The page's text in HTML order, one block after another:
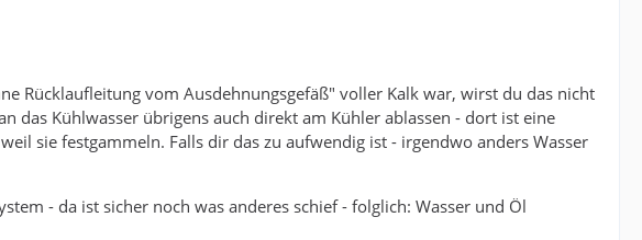
Rücklaufleitung vom Ausdehnungsgefäß" voller Kalk war, wirst du das nicht
Kühlwasser übrigens auch direkt am Kühler ablassen - dort ist eine
sie festgammeln. Falls dir das zu aufwendig ist - irgendwo anders Wasser
- da ist sicher noch was anderes schief - folglich: Wasser und Öl